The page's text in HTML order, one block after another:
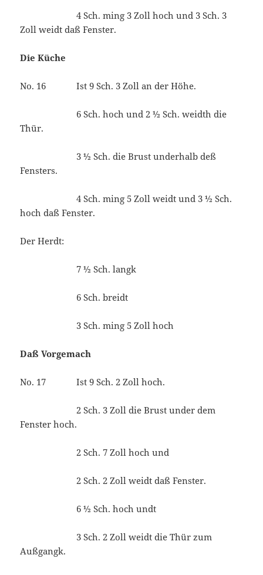
4 Sch. ming 3 Zoll hoch und 3 Sch. 3
Zoll weidt daß Fenster.
Die Küche
No. 16 Ist 9 Sch. 3 Zoll an der Höhe.
6 Sch. hoch und 2 ½ Sch. weidth die
Thür.
3 ½ Sch. die Brust underhalb deß
Fensters.
4 Sch. ming 5 Zoll weidt und 3 ½ Sch.
hoch daß Fenster.
Der Herdt:
7 ½ Sch. langk
6 Sch. breidt
3 Sch. ming 5 Zoll hoch
Daß Vorgemach
No. 17 Ist 9 Sch. 2 Zoll hoch.
2 Sch. 3 Zoll die Brust under dem
Fenster hoch.
2 Sch. 7 Zoll hoch und
2 Sch. 2 Zoll weidt daß Fenster.
6 ½ Sch. hoch undt
3 Sch. 2 Zoll weidt die Thür zum
Außgangk.